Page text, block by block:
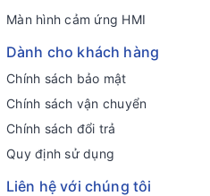
Màn hình cảm ứng HMI
Dành cho khách hàng
Chính sách bảo mật
Chính sách vận chuyển
Chính sách đổi trả
Quy định sử dụng
Liên hệ với chúng tôi